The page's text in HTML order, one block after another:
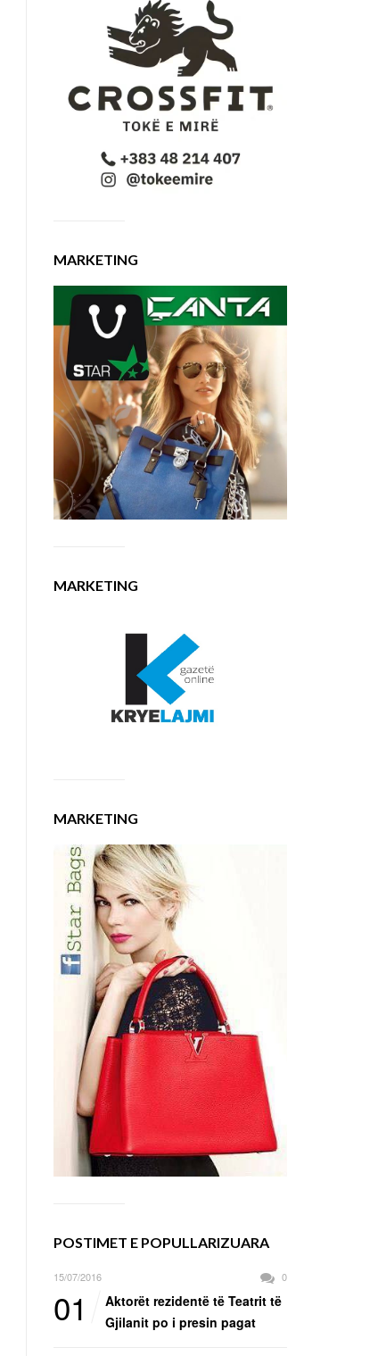
MARKETING
MARKETING
MARKETING
POSTIMET E POPULLARIZUARA
15/07/2016 0
01
Aktorët rezidentë të Teatrit të
Gjilanit po i presin pagat